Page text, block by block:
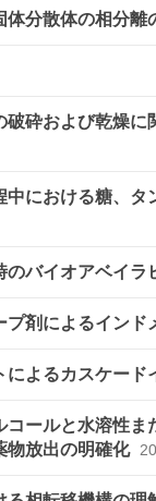
体分散体の相分離
砕および乾燥
における糖、
のバイオアベイ
プ剤によるイン
によるカスケー
ールと水溶性
物放出の明確化